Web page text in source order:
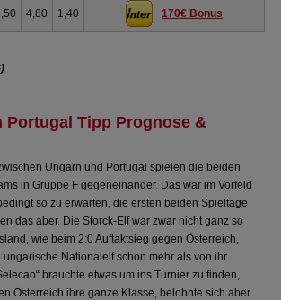
4,80 1,40 170€ Bonus
Portugal Tipp Prognose &
Ungarn und Portugal spielen die beiden
in Gruppe F gegeneinander. Das war im Vorfeld
so zu erwarten, die ersten beiden Spieltage
das aber. Die Storck-Elf war zwar nicht ganz so
wie beim 2:0 Auftaktsieg gegen Österreich,
Nationalelf schon mehr als von ihr
brauchte etwas um ins Turnier zu finden,
Österreich ihre ganze Klasse, belohnte sich aber